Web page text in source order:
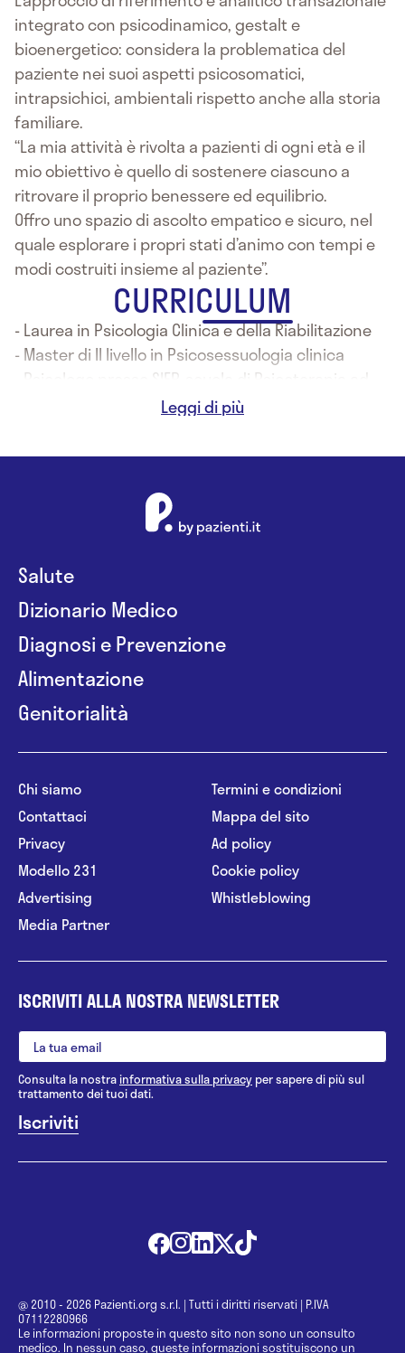
integrato con psicodinamico, gestalt e
bioenergetico: considera la problematica del
paziente nei suoi aspetti psicosomatici,
intrapsichici, ambientali rispetto anche alla storia
familiare.
“La mia attività è rivolta a pazienti di ogni età e il
mio obiettivo è quello di sostenere ciascuno a
ritrovare il proprio benessere ed equilibrio.
Offro uno spazio di ascolto empatico e sicuro, nel
quale esplorare i propri stati d’animo con tempi e
modi costruiti insieme al paziente”.
CURRICULUM
- Laurea in Psicologia Clinica e della Riabilitazione
- Master di II livello in Psicosessuologia clinica
- Psicologo presso SIFP, scuola di Psicoterapia ad
approccio analitico transazionale
Salute
Dizionario Medico
Diagnosi e Prevenzione
Alimentazione
Genitorialità
Chi siamo
Contattaci
Privacy
Modello 231
Advertising
Media Partner
Termini e condizioni
Mappa del sito
Ad policy
Cookie policy
Whistleblowing
ISCRIVITI ALLA NOSTRA NEWSLETTER
Consulta la nostrainformativa sulla privacy per sapere di più sul
trattamento dei tuoi dati.
@ 2010 - 2026 Pazienti.org s.r.l. | Tutti i diritti riservati | P.IVA
07112280966
Le informazioni proposte in questo sito non sono un consulto
medico. In nessun caso, queste informazioni sostituiscono un